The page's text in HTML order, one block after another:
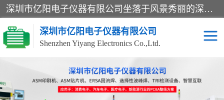
深圳市亿阳电子仪器有限公司坐落于风景秀丽的深圳市光明区，集SMT设备销售务为一体，努力为客户提供电子装配解决方案。与行业**SMT设备厂商：ASM（印刷机，锡膏检查机，贴片机），德国ERSA（爱莎）建立了稳固的代理合作关系，销售的设备一直保持**电子装配行业未来发展方向，能够满足客户各种繁杂产品的生产应用。
深圳市亿阳电子仪器有限公司
Shenzhen Yiyang Electronics Co.,Ltd.
SX全自动高速贴片机 E系列中速贴片机